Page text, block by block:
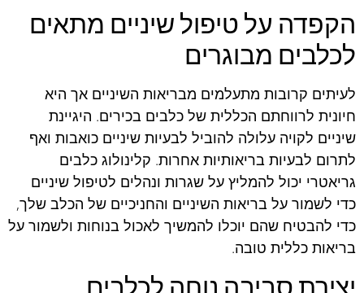
הקפדה על טיפול שיניים מתאים
לכלבים מבוגרים
לעיתים קרובות מתעלמים מבריאות השיניים אך היא
חיונית לרווחתם הכללית של כלבים בכירים. היגיינת
שיניים לקויה עלולה להוביל לבעיות שיניים כואבות ואף
לתרום לבעיות בריאותיות אחרות. קלינולוג כלבים
גריאטרי יכול להמליץ על שגרות ונהלים לטיפול שיניים
כדי לשמור על בריאות השיניים והחניכיים של הכלב שלך,
כדי להבטיח שהם יוכלו להמשיך לאכול בנוחות ולשמור על
בריאות כללית טובה.